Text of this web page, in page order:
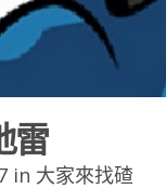
雷
in 大家來找碴